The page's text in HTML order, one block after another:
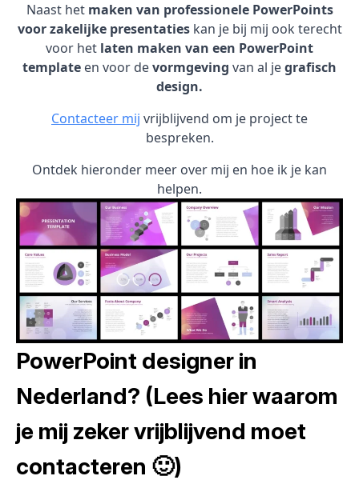
Naast het maken van professionele PowerPoints
voor zakelijke presentatieskan je bij mij ook terecht
voor het laten maken van een PowerPoint
template en voor devormgeving van al jegrafisch
design.
Contacteer mij vrijblijvend om je project te
bespreken.
Ontdek hieronder meer over mij en hoe ik je kan
helpen.
PowerPoint designer in
Nederland? (Lees hier waarom
je mij zeker vrijblijvend moet
contacteren 🙂)